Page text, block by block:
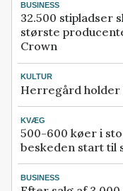
BUSINESS
32.500 stipladser
største
Crown
KULTUR
Herregård holder
KVÆG
500-600 køer i
beskeden start til
BUSINESS